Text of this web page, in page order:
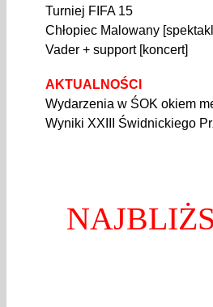
Turniej FIFA 15
Chłopiec Malowany
Vader + support [koncert]
AKTUALNOŚCI
Wydarzenia w ŚOK okiem
Wyniki XXIII Świdnickiego